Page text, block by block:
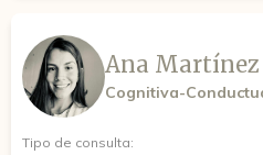
Ana Martínez
Cognitiva-
Tipo de consulta: